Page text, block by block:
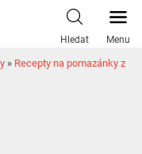
Hledat Menu
» Recepty na pomazánky z